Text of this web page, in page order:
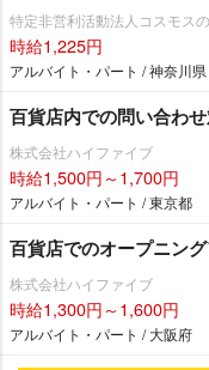
特定非営利活動法人コスモス
時給1,225円
アルバイト・パート / 神奈川県
百貨店内での問い合わ
株式会社ハイファイブ
時給1,500円～1,700円
アルバイト・パート / 東京都
百貨店でのオープニン
株式会社ハイファイブ
時給1,300円～1,600円
アルバイト・パート / 大阪府